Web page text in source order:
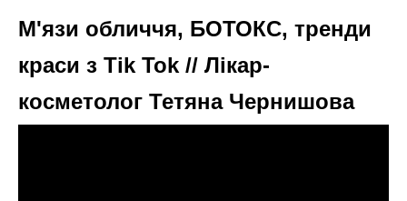
М'язи обличчя, БОТОКС, тренди
краси з Tik Tok // Лікар-
косметолог Тетяна Чернишова